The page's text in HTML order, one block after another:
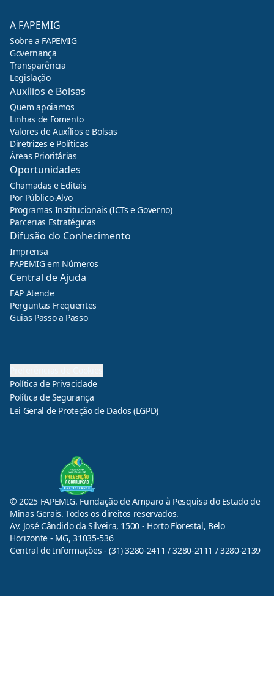
A FAPEMIG
Sobre a FAPEMIG
Governança
Transparência
Legislação
Auxílios e Bolsas
Quem apoiamos
Linhas de Fomento
Valores de Auxílios e Bolsas
Diretrizes e Políticas
Áreas Prioritárias
Oportunidades
Chamadas e Editais
Por Público-Alvo
Programas Institucionais (ICTs e Governo)
Parcerias Estratégicas
Difusão do Conhecimento
Imprensa
FAPEMIG em Números
Central de Ajuda
FAP Atende
Perguntas Frequentes
Guias Passo a Passo
Política de Privacidade
Política de Segurança
Lei Geral de Proteção de Dados (LGPD)
© 2025 FAPEMIG. Fundação de Amparo à Pesquisa do Estado de
Minas Gerais. Todos os direitos reservados.
Av. José Cândido da Silveira, 1500 - Horto Florestal, Belo
Horizonte - MG, 31035-536
Central de Informações - (31) 3280-2411 / 3280-2111 / 3280-2139